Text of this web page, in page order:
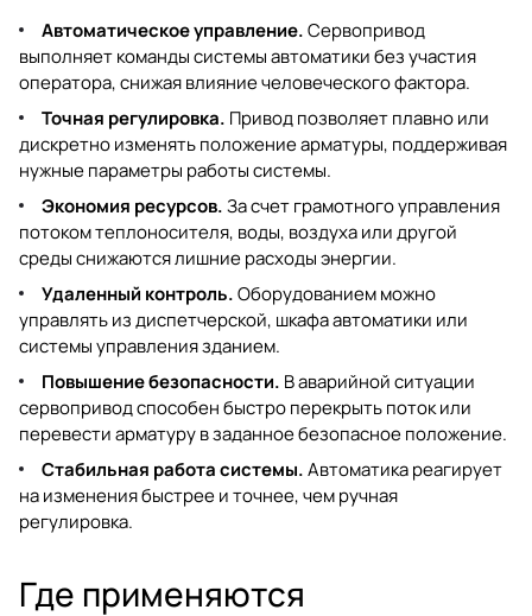
Автоматическое управление.Сервопривод
выполняет команды системы автоматики без участия
оператора, снижая влияние человеческого фактора.
Точная регулировка. Привод позволяет плавно или
дискретно изменять положение арматуры, поддерживая
нужные параметры работы системы.
Экономия ресурсов.За счет грамотного управления
потоком теплоносителя, воды, воздуха или другой
среды снижаются лишние расходы энергии.
Удаленный контроль.Оборудованием можно
управлять из диспетчерской, шкафа автоматики или
системы управления зданием.
Повышение безопасности. В аварийной ситуации
сервопривод способен быстро перекрыть поток или
перевести арматуру в заданное безопасное положение.
Стабильная работа системы.Автоматика реагирует
на изменения быстрее и точнее, чем ручная
регулировка.
Где применяются